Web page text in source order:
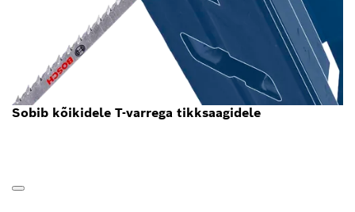
Sobib kõikidele T-varrega tikksaagidele